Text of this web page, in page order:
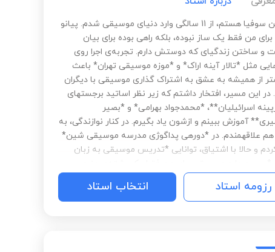
سلام! من سوفیا هستم، از 11 سالگی وارد دنیای موسیقی شدم. پیانو
من فقط یک ساز نبوده، بلکه راهی بوده برای بیان
و ساختن زندگیای که دوستش دارم. تجربه‌ی اجرا روی
مثل *تالار آینه اراک* و *موزه موسیقی تهران* باعث
از همیشه به عشق به اشتراک گذاری موسیقی با دیگران
در این مسیر، افتخار داشتم که زیر نظر اساتید برجستهای
اسرائیلیان**، *محمدجواد بهرامی* و *بصیر
آموزش ببینم و ازشون یاد بگیرم. در کنار نوازندگی، به
علاقهمندم. در *دورهی پداگوژی مدرسه موسیقی شین*
و حالا با اشتیاق، توانایی *تدریس موسیقی به زبان
شیوهی زندگیه. اگه علاقهمند به همکاری، یادگیری یا
بیشتر از مسیرم هستی، خوشحال میشم باهات در ارتباط
رزومه استاد انتخاب استاد